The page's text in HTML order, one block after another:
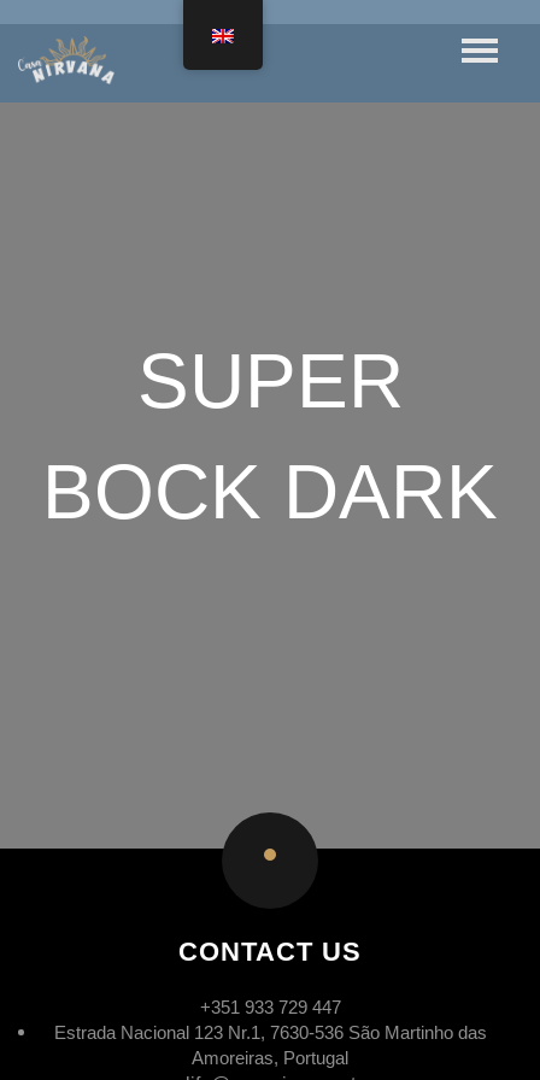
SUPER
BOCK DARK
CONTACT US
+351 933 729 447
Estrada Nacional 123 Nr.1, 7630-536 São Martinho das
Amoreiras, Portugal